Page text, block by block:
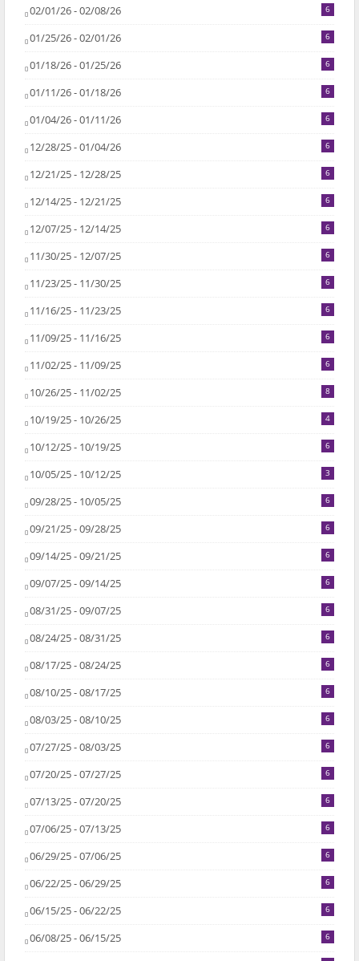
02/01/26 - 02/08/26 6
01/25/26 - 02/01/26 6
01/18/26 - 01/25/26 6
01/11/26 - 01/18/26 6
01/04/26 - 01/11/26 6
12/28/25 - 01/04/26 6
12/21/25 - 12/28/25 6
12/14/25 - 12/21/25 6
12/07/25 - 12/14/25 6
11/30/25 - 12/07/25 6
11/23/25 - 11/30/25 6
11/16/25 - 11/23/25 6
11/09/25 - 11/16/25 6
11/02/25 - 11/09/25 6
10/26/25 - 11/02/25 8
10/19/25 - 10/26/25 4
10/12/25 - 10/19/25 6
10/05/25 - 10/12/25 3
09/28/25 - 10/05/25 6
09/21/25 - 09/28/25 6
09/14/25 - 09/21/25 6
09/07/25 - 09/14/25 6
08/31/25 - 09/07/25 6
08/24/25 - 08/31/25 6
08/17/25 - 08/24/25 6
08/10/25 - 08/17/25 6
08/03/25 - 08/10/25 6
07/27/25 - 08/03/25 6
07/20/25 - 07/27/25 6
07/13/25 - 07/20/25 6
07/06/25 - 07/13/25 6
06/29/25 - 07/06/25 6
06/22/25 - 06/29/25 6
06/15/25 - 06/22/25 6
06/08/25 - 06/15/25 6